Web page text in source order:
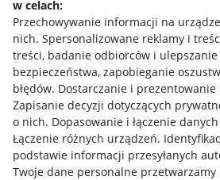
w celach:
Przechowywanie informacji na
nich. Spersonalizowane reklamy i
treści, badanie odbiorców i ulepszanie
bezpieczeństwa, zapobieganie
błędów. Dostarczanie i
Zapisanie decyzji dotyczących
o nich. Dopasowanie i łączenie
Łączenie różnych urządzeń.
podstawie informacji przesyłanych
Twoje dane personalne przetwarzamy
Allegro Gadane dla sprzedających
Allegro Gadane dla kupujących
Mapa miejscowości
Informacje prawne
Regulamin
Polityka plików "cookies"